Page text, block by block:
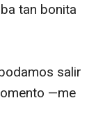
tan bonita
salir
—me